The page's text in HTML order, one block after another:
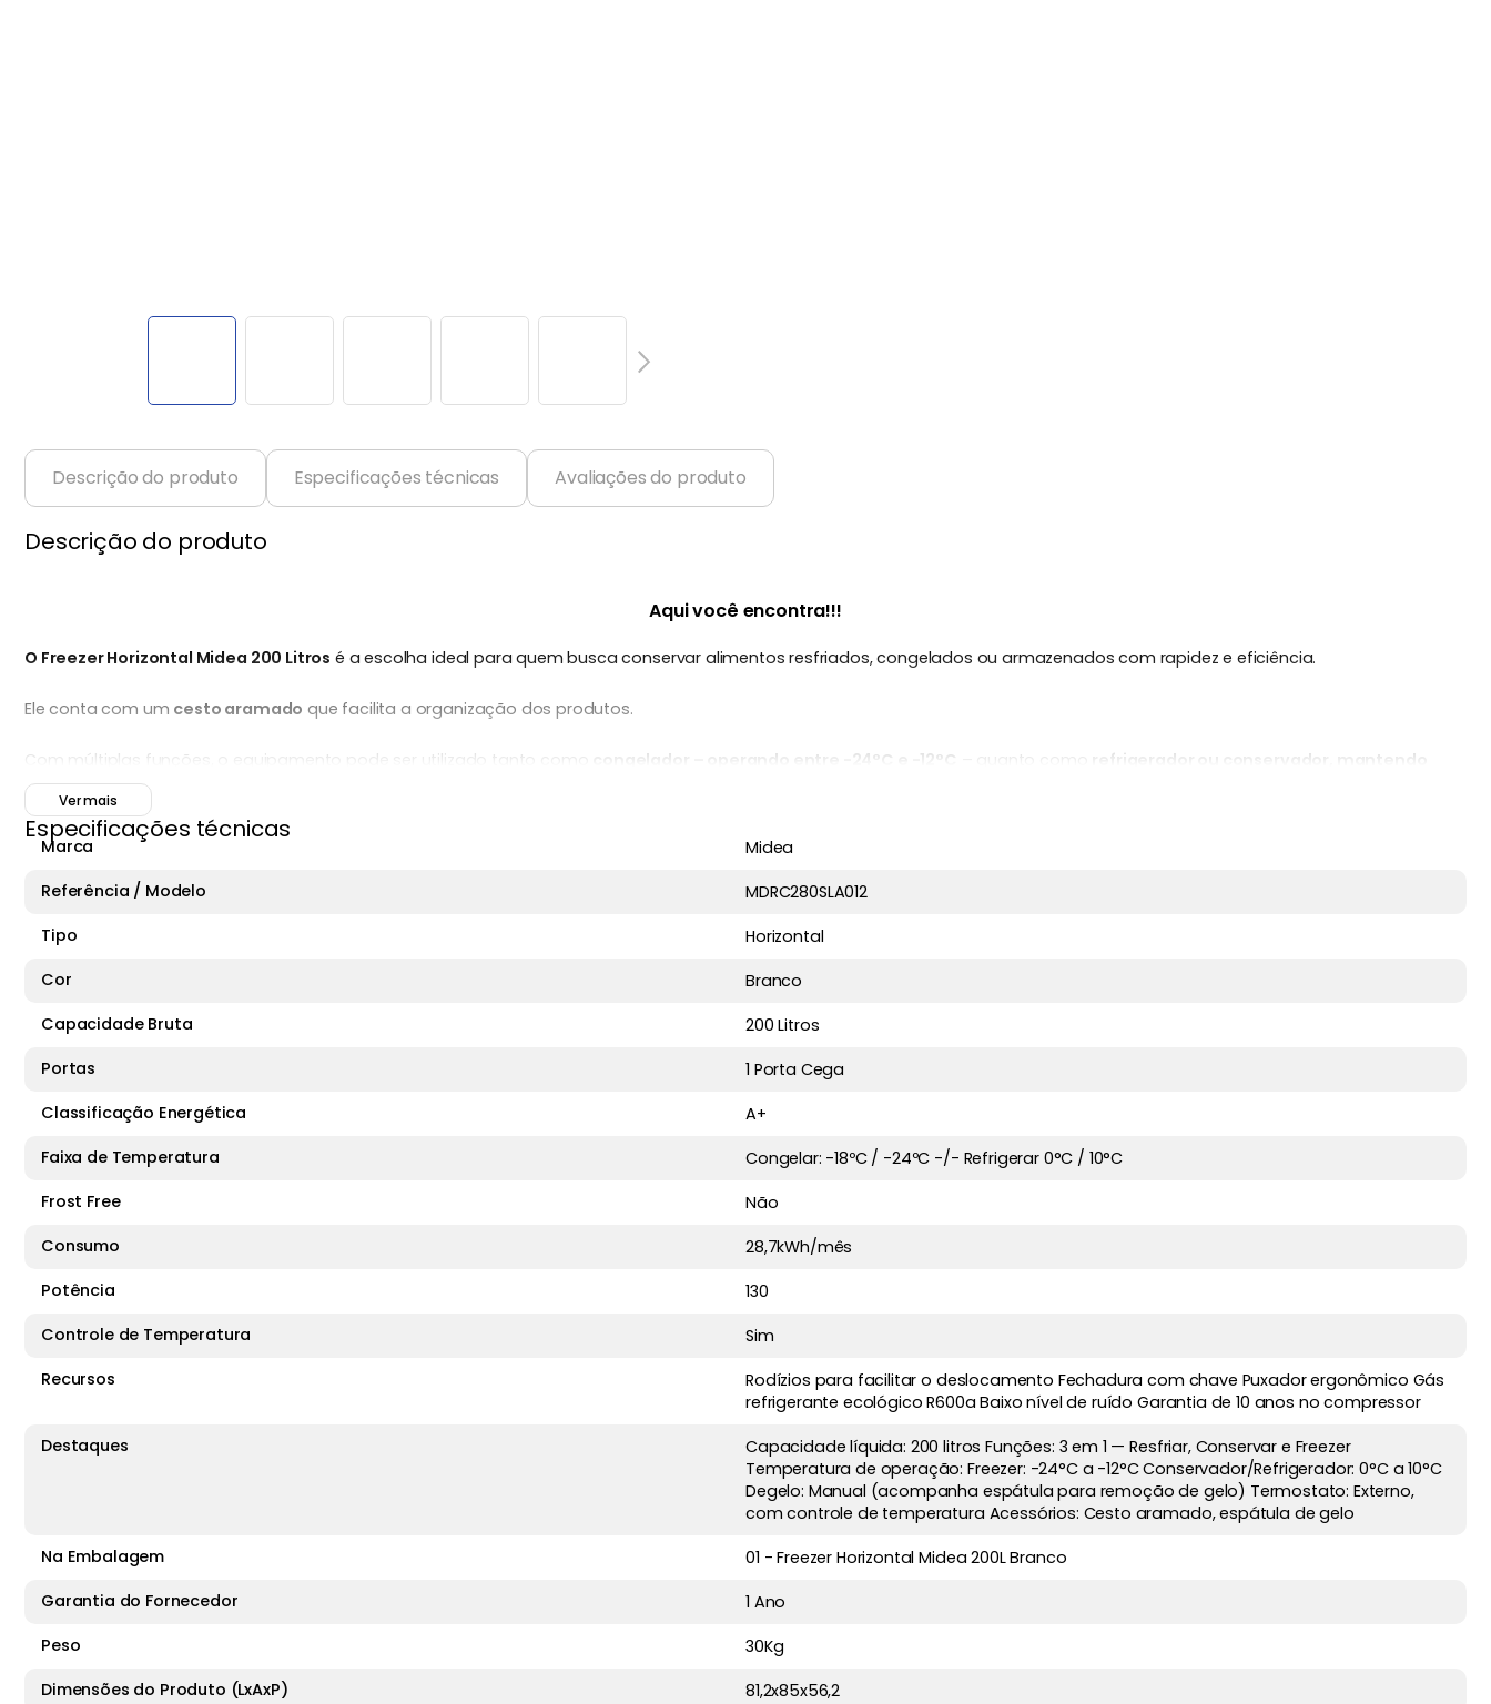
Descrição do produto Especificações técnicas Avaliações do produto
Descrição do produto
Aqui você encontra!!!
O Freezer Horizontal Midea 200 Litros é a escolha ideal para quem busca conservar alimentos resfriados, congelados ou armazenados com rapidez e eficiência.
Ele conta com um cesto aramado que facilita a organização dos produtos.
Com múltiplas funções, o equipamento pode ser utilizado tanto como congelador – operando entre -24°C e -12°C – quanto como
refrigerador ou conservador, mantendo
temperaturas de 0°C a 10°C.
Classificado comselo de eficiência energética A+ (220V) pelo Inmetro 10 anos de garantia no compressor
Ver mais
Especificações técnicas
Marca
Midea
Referência / Modelo
MDRC280SLA012
Tipo
Horizontal
Cor
Branco
Capacidade Bruta
200 Litros
Portas
1 Porta Cega
Classificação Energética
A+
Faixa de Temperatura
Congelar: -18ºC / -24ºC -/- Refrigerar 0°C / 10°C
Frost Free
Não
Consumo
28,7kWh/mês
Potência
130
Controle de Temperatura
Sim
Recursos
Rodízios para facilitar o deslocamento Fechadura com chave Puxador ergonômico Gás
refrigerante ecológico R600a Baixo nível de ruído Garantia de 10 anos no compressor
Destaques
Capacidade líquida: 200 litros Funções: 3 em 1 — Resfriar, Conservar e Freezer
Temperatura de operação: Freezer: -24°C a -12°C Conservador/Refrigerador: 0°C a 10°C
Degelo: Manual (acompanha espátula para remoção de gelo) Termostato: Externo,
com controle de temperatura Acessórios: Cesto aramado, espátula de gelo
Na Embalagem
01 - Freezer Horizontal Midea 200L Branco
Garantia do Fornecedor
1 Ano
Peso
30Kg
Dimensões do Produto (LxAxP)
81,2x85x56,2